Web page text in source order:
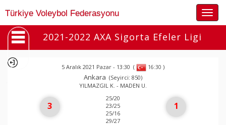
Türkiye Voleybol Federasyonu
2021-2022 AXA Sigorta Efeler Ligi
5 Aralık 2021 Pazar - 13:30 ( 16:30 )
Ankara (Seyirci: 850)
YILMAZGIL K. - MADEN U.
3
25/20
23/25
25/16
29/27
1